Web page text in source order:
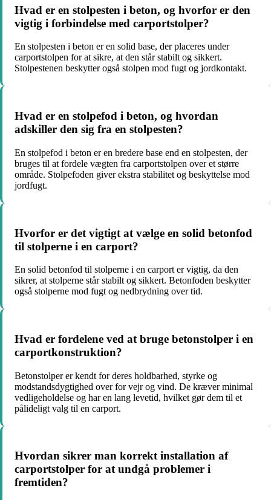
Hvad er en stolpesten i beton, og hvorfor er den
vigtig i forbindelse med carportstolper?
En stolpesten i beton er en solid base, der placeres under
carportstolpen for at sikre, at den står stabilt og sikkert.
Stolpestenen beskytter også stolpen mod fugt og jordkontakt.
Hvad er en stolpefod i beton, og hvordan
adskiller den sig fra en stolpesten?
En stolpefod i beton er en bredere base end en stolpesten, der
bruges til at fordele vægten fra carportstolpen over et større
område. Stolpefoden giver ekstra stabilitet og beskyttelse mod
jordfugt.
Hvorfor er det vigtigt at vælge en solid betonfod
til stolperne i en carport?
En solid betonfod til stolperne i en carport er vigtig, da den
sikrer, at stolperne står stabilt og sikkert. Betonfoden beskytter
også stolperne mod fugt og nedbrydning over tid.
Hvad er fordelene ved at bruge betonstolper i en
carportkonstruktion?
Betonstolper er kendt for deres holdbarhed, styrke og
modstandsdygtighed over for vejr og vind. De kræver minimal
vedligeholdelse og har en lang levetid, hvilket gør dem til et
pålideligt valg til en carport.
Hvordan sikrer man korrekt installation af
carportstolper for at undgå problemer i
fremtiden?